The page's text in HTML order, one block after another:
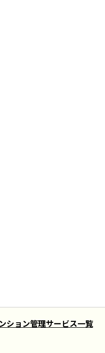
ション管理サービス一覧